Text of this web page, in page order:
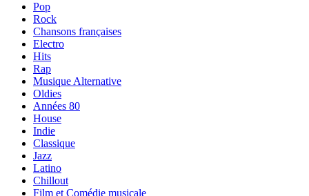
Pop
Rock
Chansons françaises
Electro
Hits
Rap
Musique Alternative
Oldies
Années 80
House
Indie
Classique
Jazz
Latino
Chillout
Film et Comédie musicale